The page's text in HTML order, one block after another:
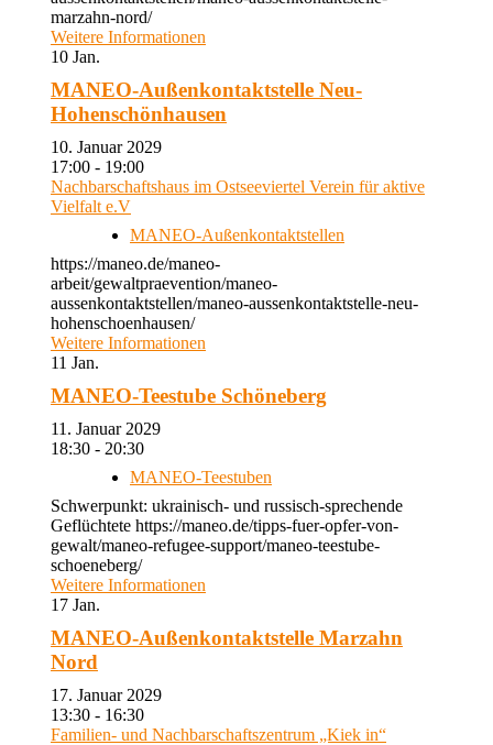
marzahn-nord/
Weitere Informationen
10 Jan.
MANEO-Außenkontaktstelle Neu-
Hohenschönhausen
10. Januar 2029
17:00 - 19:00
Nachbarschaftshaus im Ostseeviertel Verein für aktive
Vielfalt e.V
MANEO-Außenkontaktstellen
https://maneo.de/maneo-
arbeit/gewaltpraevention/maneo-
aussenkontaktstellen/maneo-aussenkontaktstelle-neu-
hohenschoenhausen/
Weitere Informationen
11 Jan.
MANEO-Teestube Schöneberg
11. Januar 2029
18:30 - 20:30
MANEO-Teestuben
Schwerpunkt: ukrainisch- und russisch-sprechende
Geflüchtete https://maneo.de/tipps-fuer-opfer-von-
gewalt/maneo-refugee-support/maneo-teestube-
schoeneberg/
Weitere Informationen
17 Jan.
MANEO-Außenkontaktstelle Marzahn
Nord
17. Januar 2029
13:30 - 16:30
Familien- und Nachbarschaftszentrum „Kiek in“